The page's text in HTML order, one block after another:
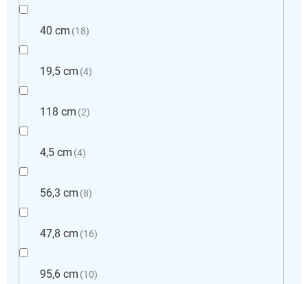
40 cm 18
19,5 cm 4
118 cm 2
4,5 cm 4
56,3 cm 8
47,8 cm 16
95,6 cm 10